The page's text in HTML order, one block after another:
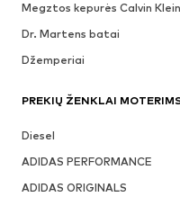
Megztos kepurės Calvin Klein
Dr. Martens batai
Džemperiai
PREKIŲ ŽENKLAI
Diesel
ADIDAS PERFORMANCE
ADIDAS ORIGINALS